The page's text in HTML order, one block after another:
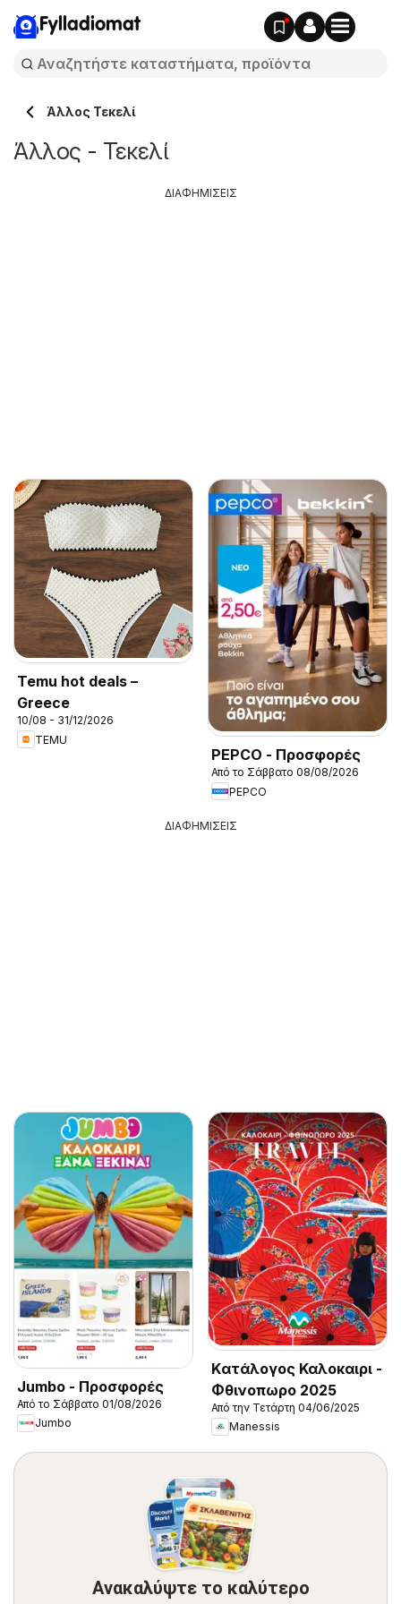
Fylladiomat
Άλλος Τεκελί
Άλλος - Τεκελί
Temu hot deals –
Greece
10/08 - 31/12/2026
TEMU
PEPCO - Προσφορές
Από το Σάββατο 08/08/2026
PEPCO
ΔΙΑΦΗΜΙΣΕΙΣ
ΔΙΑΦΗΜΙΣΕΙΣ
Jumbo - Προσφορές
Από το Σάββατο 01/08/2026
Jumbo
Kατάλογος Καλοκαιρι -
Φθινοπωρο 2025
Από την Τετάρτη 04/06/2025
Manessis
Ανακαλύψτε το καλύτερο